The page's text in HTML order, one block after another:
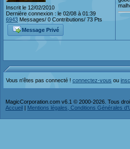
Inscrit le 12/02/2010
Dernière connexion : le 02/08 à 01:39
6943 Messages/ 0 Contributions/ 73 Pts
Message Privé
Vous n'êtes pas connecté ! connectez-vous ou
MagicCorporation.com v6.1 © 2000-2026. Tous
Accueil | Mentions légales, Conditions Générales